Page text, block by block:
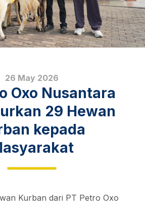
26 May 2026
Oxo Nusantara
29 Hewan
kepada
Kurban dari PT Petro Oxo